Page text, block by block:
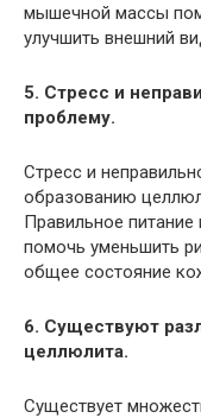
мышечной массы
улучшить внешний
5. Стресс и
проблему.
Стресс и
образованию
Правильное питание
помочь уменьшить
общее состояние
6. Существуют
целлюлита.
Существует